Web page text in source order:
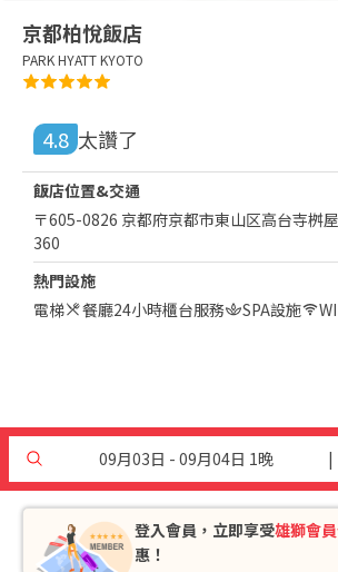
京都柏悅飯店
PARK HYATT KYOTO
4.8 太讚了
飯店位置&交通
〒605-0826 京都府京都市東山区高台寺桝
360
熱門設施
電梯
餐廳24小時櫃台服務 SPA設施
09月03日 - 09月04日 1晚 |
登入會員，立即享受雄獅會
惠！